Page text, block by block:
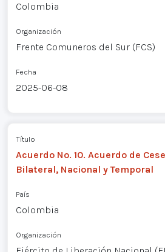
Colombia
Organización
Frente Comuneros del Sur (FCS)
Fecha
2025-06-08
Título
Acuerdo No. 10. Acuerdo de
Bilateral, Nacional y Temporal
País
Colombia
Organización